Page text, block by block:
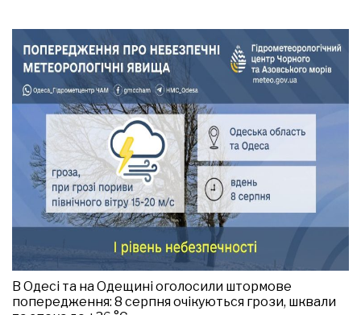
В Одесі та на Одещині оголосили штормове
попередження: 8 серпня очікуються грози, шквали